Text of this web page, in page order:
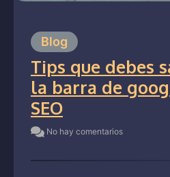
Blog
Tips que debes
la barra de
SEO
No hay comentarios